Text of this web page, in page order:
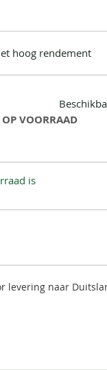
hoog rendement
VOORRAAD
is
levering naar